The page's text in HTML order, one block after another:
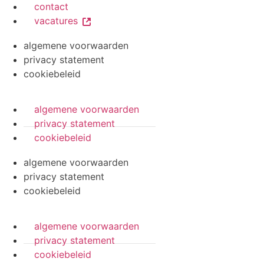
contact
vacatures
algemene voorwaarden
privacy statement
cookiebeleid
algemene voorwaarden
privacy statement
cookiebeleid
algemene voorwaarden
privacy statement
cookiebeleid
algemene voorwaarden
privacy statement
cookiebeleid